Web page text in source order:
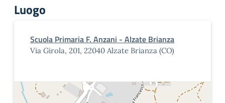
Luogo
Scuola Primaria F. Anzani - Alzate Brianza
Via Girola, 201, 22040 Alzate Brianza (CO)